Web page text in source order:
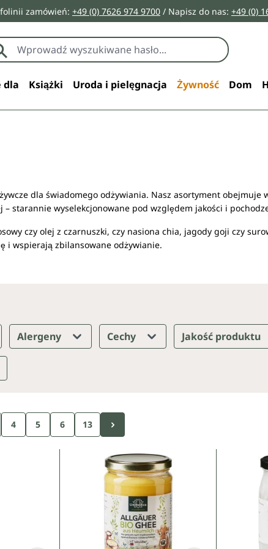
zamówień: +49 (0) 7626 974 9700 / Napisz do nas: +49 (0)
dla Książki Uroda i pielęgnacja Żywność Dom
dla świadomego odżywiania. Nasz asortyment obejmuje
– starannie wyselekcjonowane pod względem jakości i
czy olej z czarnuszki, czy nasiona chia, jagody goji czy
i wspierają zbilansowane odżywianie.
Alergeny Cechy Jakość produktu
Strona
4 Strona
5 Strona
6 13